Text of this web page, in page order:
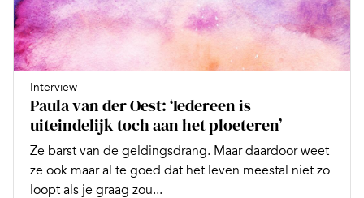
Interview
Paula van der Oest: ‘Iedereen is
uiteindelijk toch aan het ploeteren’
Ze barst van de geldingsdrang. Maar daardoor weet
ze ook maar al te goed dat het leven meestal niet zo
loopt als je graag zou...